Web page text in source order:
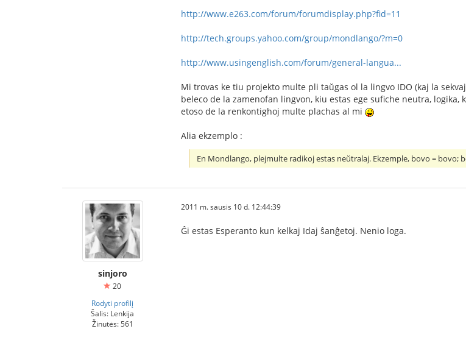
http://www.e263.com/forum/forumdisplay.php?fid=11
http://tech.groups.yahoo.com/group/mondlango/?m=0
http://www.usingenglish.com/forum/general-langua...
Mi trovas ke tiu projekto multe pli taŭgas ol la lingvo IDO (kaj la
beleco de la zamenofan lingvon, kiu estas ege sufiche neutra,
etoso de la renkontighoj multe plachas al mi
Alia ekzemplo :
En Mondlango, plejmulte radikoj estas neŭtralaj. Ekzemple, bovo =
sinjoro
20
Rodyti profilį
Šalis: Lenkija
Žinutės: 561
2011 m. sausis 10 d. 12:44:39
Ĝi estas Esperanto kun kelkaj Idaj ŝanĝetoj. Nenio loga.